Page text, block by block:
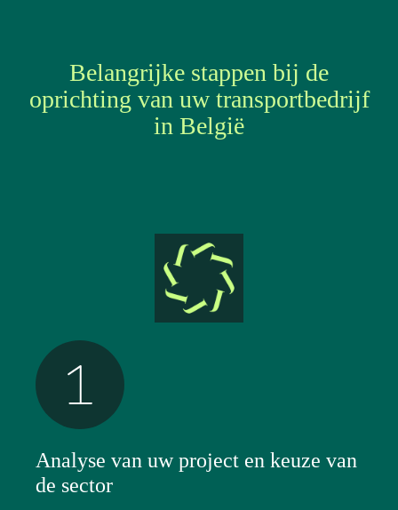
Belangrijke stappen bij de
oprichting van uw transportbedrijf
in België
Analyse van uw project en keuze van
de sector